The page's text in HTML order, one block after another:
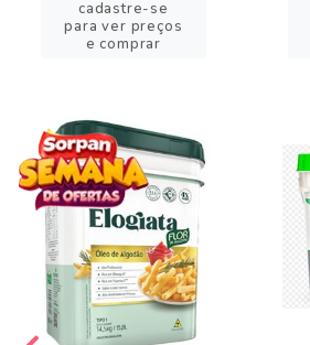
cadastre-se
para ver preços
e comprar